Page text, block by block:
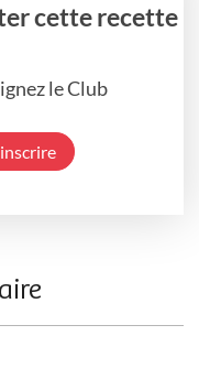
cette recette
le Club